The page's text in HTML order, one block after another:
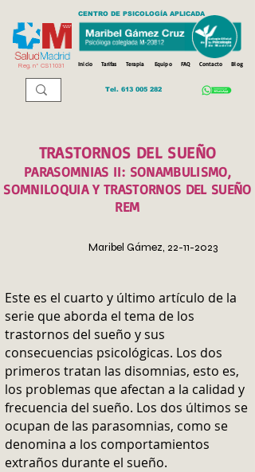
Reg. nº CS11031
CENTRO DE PSICOLOGÍA APLICADA
Inicio Tarifas Terapia Equipo FAQ Contacto Blog
Tel. 613 005 282
TRASTORNOS DEL SUEÑO
PARASOMNIAS II: SONAMBULISMO,
SOMNILOQUIA Y TRASTORNOS DEL SUEÑO
REM
Maribel Gámez, 22-11-2023
Este es el cuarto y último artículo de la
serie que aborda el tema de los
trastornos del sueño y sus
consecuencias psicológicas. Los dos
primeros tratan las disomnias, esto es,
los problemas que afectan a la calidad y
frecuencia del sueño. Los dos últimos se
ocupan de las parasomnias, como se
denomina a los comportamientos
extraños durante el sueño.